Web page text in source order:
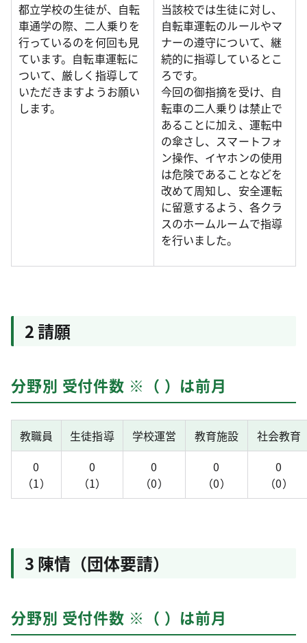
都立学校の生徒が、自転
車通学の際、二人乗りを
行っているのを何回も見
ています。自転車運転に
ついて、厳しく指導して
いただきますようお願い
します。
当該校では生徒に対し、
自転車運転のルールやマ
ナーの遵守について、継
続的に指導しているとこ
ろです。
今回の御指摘を受け、自
転車の二人乗りは禁止で
あることに加え、運転中
の傘さし、スマートフォ
ン操作、イヤホンの使用
は危険であることなどを
改めて周知し、安全運転
に留意するよう、各クラ
スのホームルームで指導
を行いました。
2 請願
分野別 受付件数 ※（ ）は前月
教職員 生徒指導 学校運営 教育施設
社会教育
0
（1）
0
（1）
0
（0）
0
（0）
0
（0）
3 陳情（団体要請）
分野別 受付件数 ※（ ）は前月